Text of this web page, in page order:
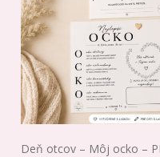
Deň otcov – Môj ocko –